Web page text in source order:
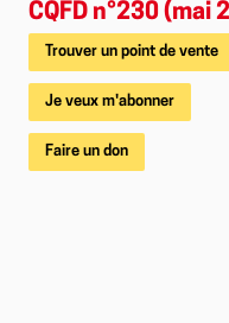
CQFD n°230 (mai
Trouver un point de vente
Je veux m'abonner
Faire un don